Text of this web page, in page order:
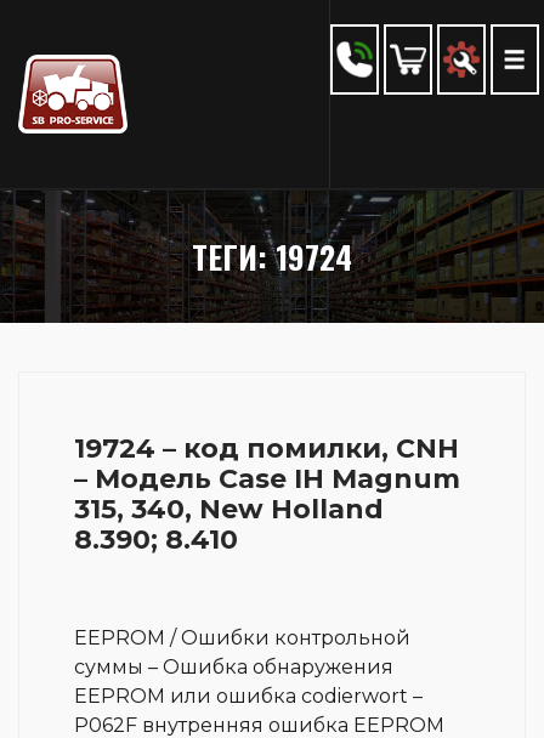
ТЕГИ: 19724
19724 – код помилки, CNH
– Модель Case IH Magnum
315, 340, New Holland
8.390; 8.410
EEPROM / Ошибки контрольной
суммы – Ошибка обнаружения
EEPROM или ошибка codierwort –
P062F внутренняя ошибка EEPROM